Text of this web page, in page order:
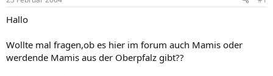
e
r
t
Hallo
Wollte mal fragen,ob es hier im forum auch Mamis oder
werdende Mamis aus der Oberpfalz gibt??